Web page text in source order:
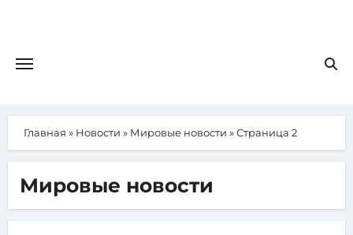
Главная » Новости » Мировые новости »Страница 2
Мировые новости